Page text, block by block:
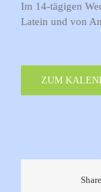
Im 14-tägigen
Latein und von
ZUM